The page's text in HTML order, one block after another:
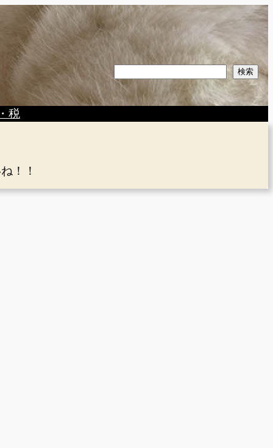
索
検索
税
！！